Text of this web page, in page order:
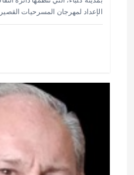
o
r
Aالإعداد لمهرجان المسرحيات